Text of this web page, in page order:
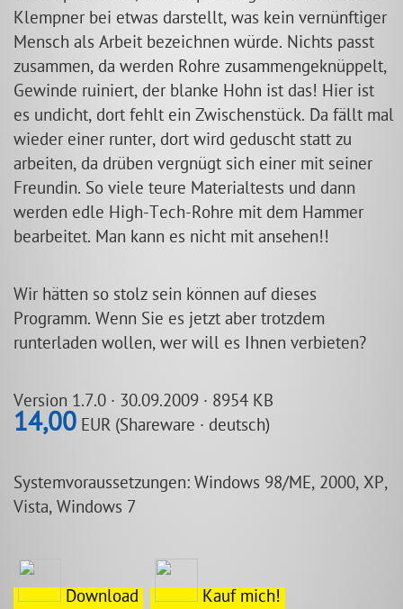
Klempner bei etwas darstellt, was kein vernünftiger
Mensch als Arbeit bezeichnen würde. Nichts passt
zusammen, da werden Rohre zusammengeknüppelt,
Gewinde ruiniert, der blanke Hohn ist das! Hier ist
es undicht, dort fehlt ein Zwischenstück. Da fällt mal
wieder einer runter, dort wird geduscht statt zu
arbeiten, da drüben vergnügt sich einer mit seiner
Freundin. So viele teure Materialtests und dann
werden edle High-Tech-Rohre mit dem Hammer
bearbeitet. Man kann es nicht mit ansehen!!
Wir hätten so stolz sein können auf dieses
Programm. Wenn Sie es jetzt aber trotzdem
runterladen wollen, wer will es Ihnen verbieten?
Version 1.7.0 · 30.09.2009 · 8954 KB
14,00 EUR (Shareware · deutsch)
Systemvoraussetzungen: Windows 98/ME, 2000, XP,
Vista, Windows 7
Download Kauf mich!